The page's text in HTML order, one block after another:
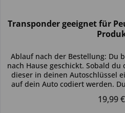
Transponder geeignet für
Ablauf nach der Bestellung: Du
nach Hause geschickt. Sobald
dieser in deinen Autoschlüssel
auf dein Auto codiert werden.
19,99